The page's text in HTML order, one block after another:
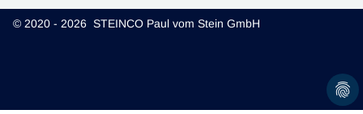
© 2020 - 2026 STEINCO Paul vom Stein GmbH